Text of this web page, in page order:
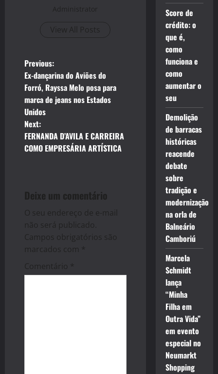
Administrator
View All Posts
P
o
s
t
n
v
i
g
a
t
Previous:
Ex-dançarina do Aviões do
Forró, Rayssa Melo posa para
marca de jeans nos Estados
Unidos
Next:
FERNANDA D’AVILA E CARREIRA
COMO EMPRESÁRIA ARTÍSTICA
Deixe um comentário
O seu endereço de e-mail
não será publicado.
Campos obrigatórios são
marcados com *
Comentário *
Score de
crédito: o
que é,
como
funciona e
como
aumentar o
seu
Demolição
de barracas
históricas
reacende
debate
sobre
tradição e
modernização
na orla de
Balneário
Camboriú
Marcela
Schmidt
lança
“Minha
Filha em
Outra Vida”
em evento
especial no
Neumarkt
Shopping